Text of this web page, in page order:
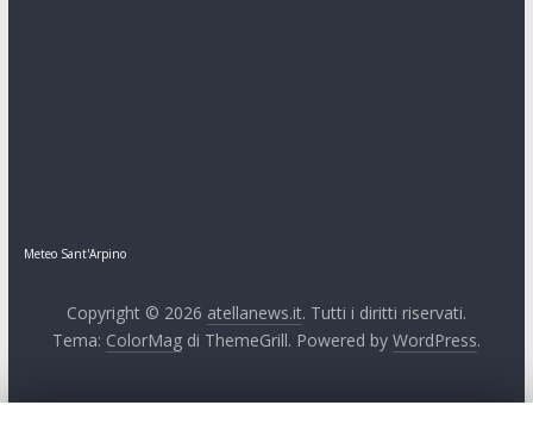
Meteo Sant'Arpino
Copyright © 2026 atellanews.it. Tutti i diritti riservati.
Tema: ColorMagdi ThemeGrill. Powered by WordPress.